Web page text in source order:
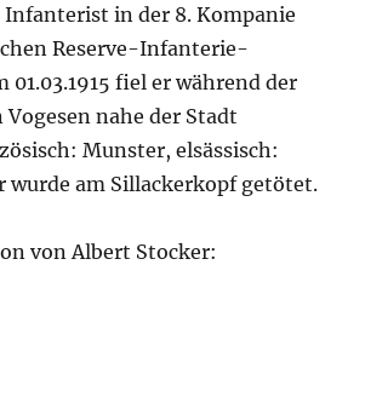
Infanterist in der 8. Kompanie
Reserve-Infanterie-
01.03.1915 fiel er während der
nahe der Stadt
Munster, elsässisch:
wurde am Sillackerkopf getötet.
von Albert Stocker: